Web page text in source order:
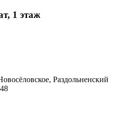
1 этаж
Раздольненский